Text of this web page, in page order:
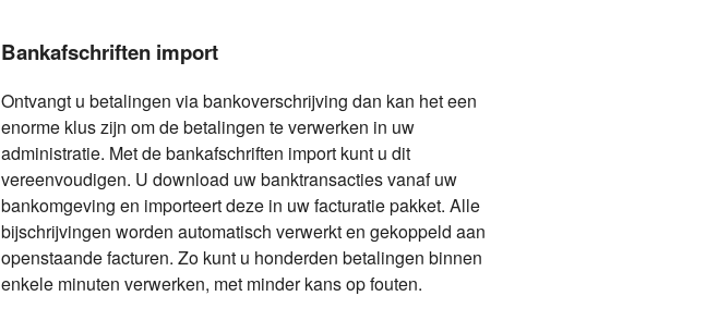
Bankafschriften import
Ontvangt u betalingen via bankoverschrijving dan kan het een
enorme klus zijn om de betalingen te verwerken in uw
administratie. Met de bankafschriften import kunt u dit
vereenvoudigen. U download uw banktransacties vanaf uw
bankomgeving en importeert deze in uw facturatie pakket. Alle
bijschrijvingen worden automatisch verwerkt en gekoppeld aan
openstaande facturen. Zo kunt u honderden betalingen binnen
enkele minuten verwerken, met minder kans op fouten.